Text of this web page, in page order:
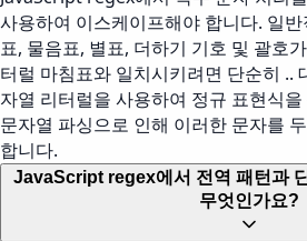
사용하여 이스케이프해야 합니다. 일
표, 물음표, 별표, 더하기 기호 및 괄호
터럴 마침표와 일치시키려면 단순히 ..
자열 리터럴을 사용하여 정규 표현식
문자열 파싱으로 인해 이러한 문자를
합니다.
JavaScript regex에서 전역 패턴과
무엇인가요?